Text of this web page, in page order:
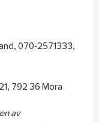
070-2571333,
792 36 Mora
av